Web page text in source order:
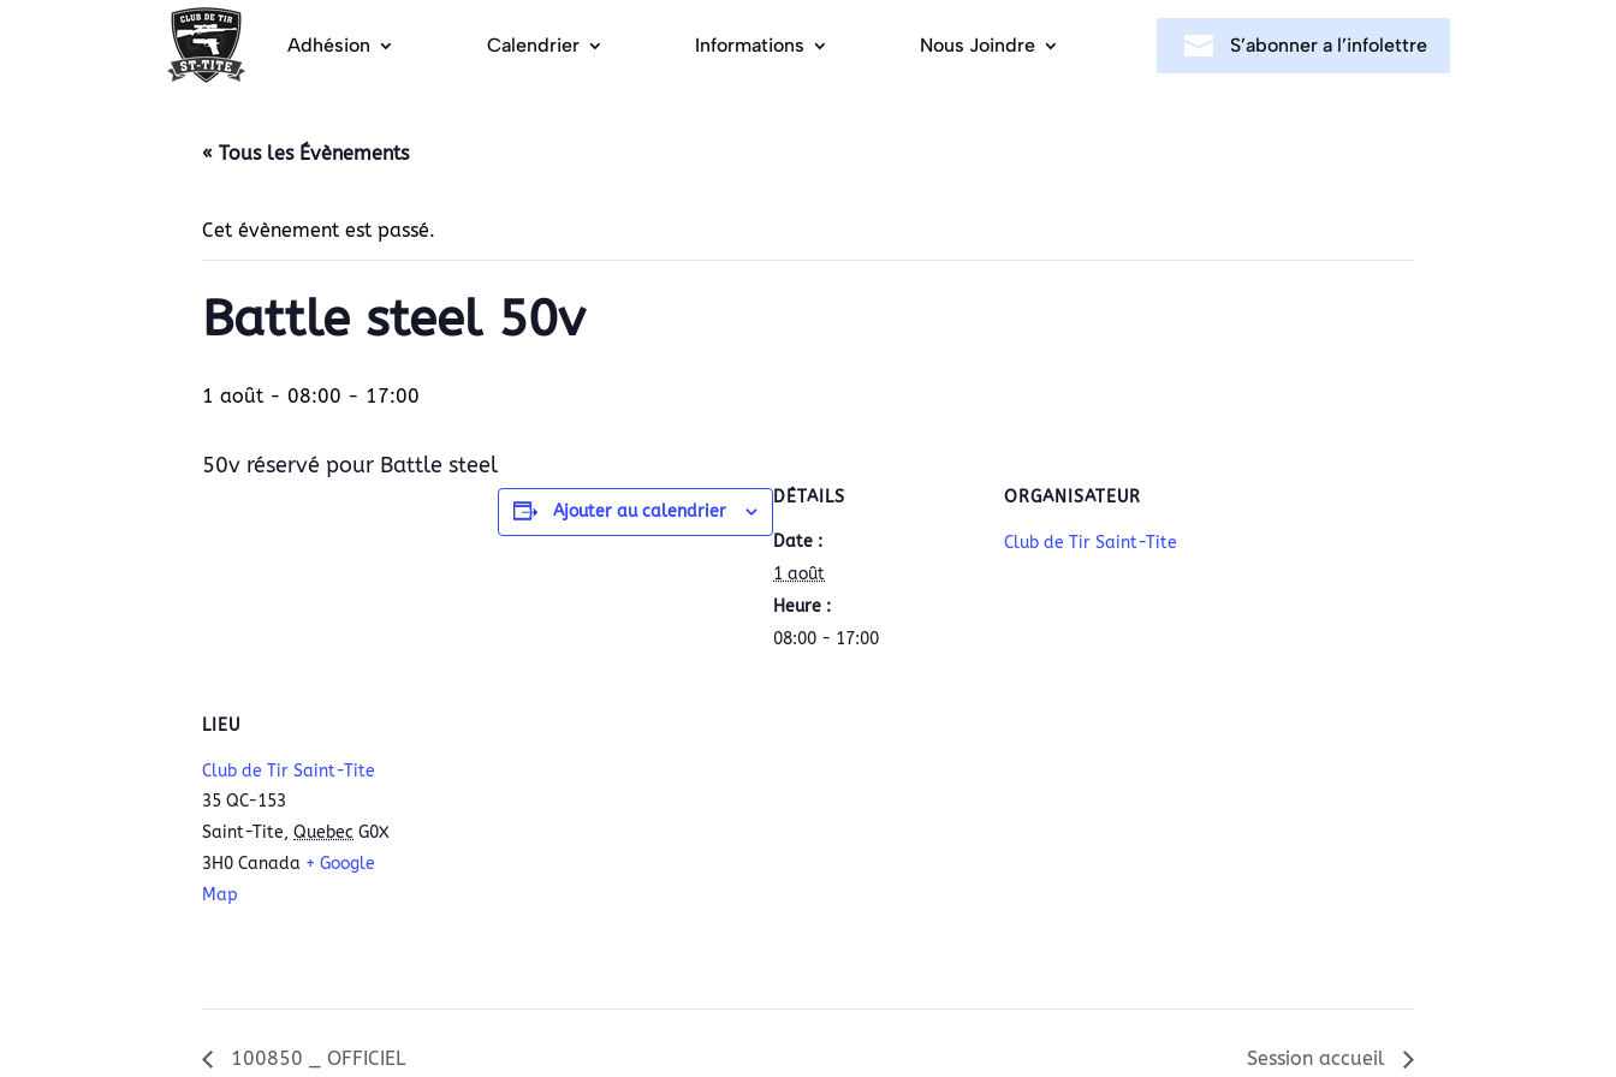
Adhésion Calendrier Informations Nous Joindre S’abonner a l’infolettre
« Tous les Évènements
Cet évènement est passé.
Battle steel 50v
1 août - 08:00 - 17:00
50v réservé pour Battle steel
Ajouter au calendrier
DÉTAILS
Date :
1 août
Heure :
08:00 - 17:00
ORGANISATEUR
Club de Tir Saint-Tite
LIEU
Club de Tir Saint-Tite
35 QC-153
Saint-Tite, Quebec G0X
3H0 Canada + Google
Map
100850 _ OFFICIEL Session accueil